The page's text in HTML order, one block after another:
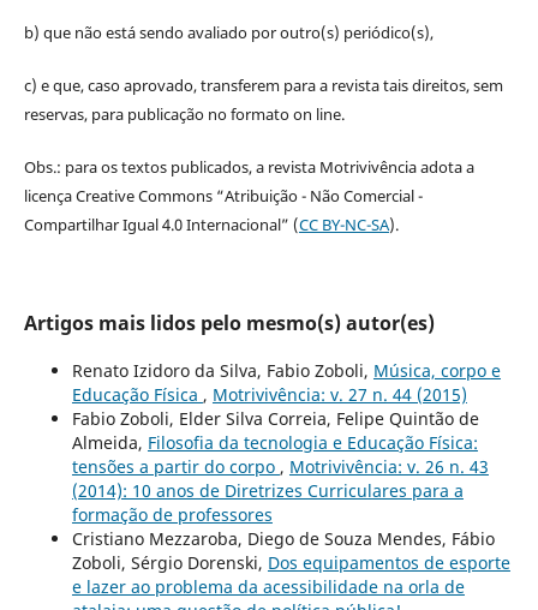
b) que não está sendo avaliado por outro(s) periódico(s),
c) e que, caso aprovado, transferem para a revista tais direitos, sem
reservas, para publicação no formato on line.
Obs.: para os textos publicados, a revista Motrivivência adota a
licença Creative Commons “Atribuição - Não Comercial -
Compartilhar Igual 4.0 Internacional” (CC BY-NC-SA).
Artigos mais lidos pelo mesmo(s) autor(es)
Renato Izidoro da Silva, Fabio Zoboli, Música, corpo e
Educação Física , Motrivivência: v. 27 n. 44 (2015)
Fabio Zoboli, Elder Silva Correia, Felipe Quintão de
Almeida, Filosofia da tecnologia e Educação Física:
tensões a partir do corpo , Motrivivência: v. 26 n. 43
(2014): 10 anos de Diretrizes Curriculares para a
formação de professores
Cristiano Mezzaroba, Diego de Souza Mendes, Fábio
Zoboli, Sérgio Dorenski, Dos equipamentos de esporte
e lazer ao problema da acessibilidade na orla de